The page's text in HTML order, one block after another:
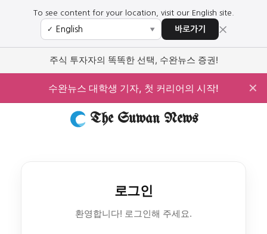
To see content for your location, visit our English site.
✓ ▼ 바로가기 ×
주식 투자자의 똑똑한 선택, 수완뉴스 증권!
수완뉴스 대학생 기자, 첫 커리어의 시작! ✕
The Suwan News
로그인
환영합니다! 로그인해 주세요.